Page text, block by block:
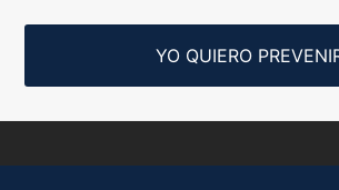
YO QUIERO